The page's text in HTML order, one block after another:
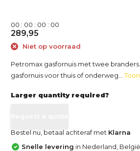
00 : 00 : 00 : 00
289,95
Niet op voorraad
Petromax gasfornuis met twee
gasfornuis voor thuis of onderweg...
Larger quantity required?
Bestel nu, betaal achteraf met Klarna
Snelle levering in Nederland,